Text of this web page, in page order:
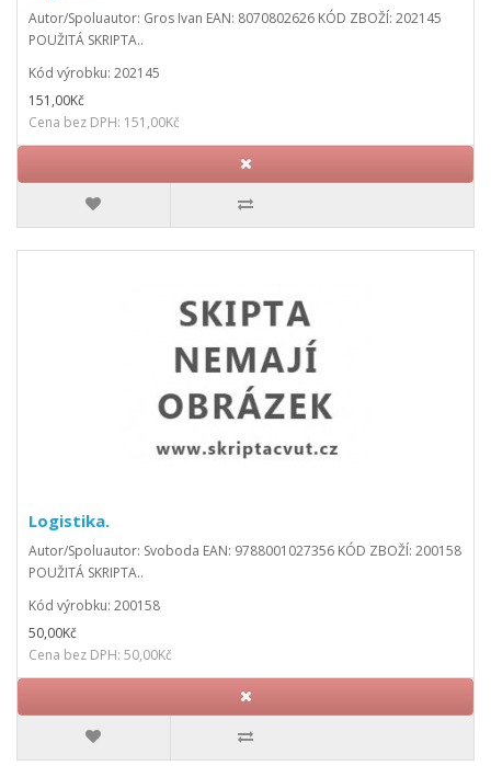
Autor/Spoluautor: Gros Ivan EAN: 8070802626 KÓD ZBOŽÍ: 202145
POUŽITÁ SKRIPTA..
Kód výrobku: 202145
151,00Kč
Cena bez DPH: 151,00Kč
Logistika.
Autor/Spoluautor: Svoboda EAN: 9788001027356 KÓD ZBOŽÍ: 200158
POUŽITÁ SKRIPTA..
Kód výrobku: 200158
50,00Kč
Cena bez DPH: 50,00Kč